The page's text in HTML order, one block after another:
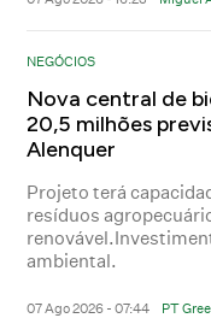
NEGÓCIOS
Nova central de
20,5 milhões
Alenquer
Projeto terá
resíduos
ambiental.
07 Ago 2026 - 07:44 PT